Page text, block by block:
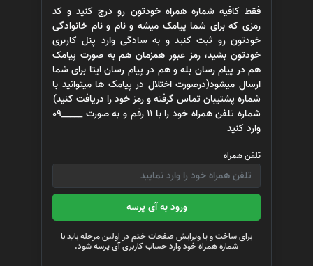
فقط کافیه شماره همراه خودتون رو درج کنید و کد
رمزی که برای شما پیامک میشه و نام و نام خانوادگی
خودتون رو ثبت کنید و به سادگی وارد پنل کاربری
خودتون بشید، رمز عبور همزمان هم به صورت پیامک
هم در پیام رسان بله و هم در پیام رسان ایتا برای شما
ارسال میشود(درصورت اختلال در پیامک ها میتوانید با
شماره پشتیبان تماس گرفته و رمز خود را دریافت کنید)
شماره تلفن همراه خود را با 11 رقم و به صورت _____09
وارد کنید
تلفن همراه
ورود به آی پرسه
برای ساخت و یا ویرایش صفحات ختم در اولین مرحله باید با
شماره همراه خود وارد حساب کاربری آی پرسه شود.